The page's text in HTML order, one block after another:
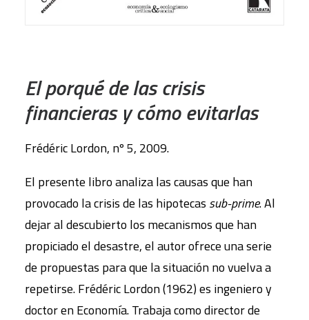
El porqué de las crisis
financieras y cómo evitarlas
Frédéric Lordon, nº 5, 2009.
El presente libro analiza las causas que han
provocado la crisis de las hipotecas sub-prime. Al
dejar al descubierto los mecanismos que han
propiciado el desastre, el autor ofrece una serie
de propuestas para que la situación no vuelva a
repetirse. Frédéric Lordon (1962) es ingeniero y
doctor en Economía. Trabaja como director de